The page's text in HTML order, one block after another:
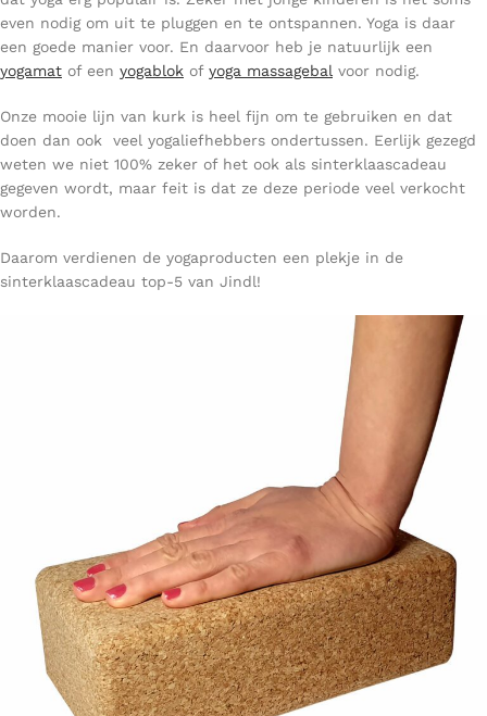
even nodig om uit te pluggen en te ontspannen. Yoga is daar
een goede manier voor. En daarvoor heb je natuurlijk een
yogamat of een yogablok of yoga massagebal voor nodig.
Onze mooie lijn van kurk is heel fijn om te gebruiken en dat
doen dan ook
veel yogaliefhebbers ondertussen. Eerlijk gezegd
weten we niet 100% zeker of het ook als sinterklaascadeau
gegeven wordt, maar feit is dat ze deze periode veel verkocht
worden.
Daarom verdienen de yogaproducten een plekje in de
sinterklaascadeau top-5 van Jindl!